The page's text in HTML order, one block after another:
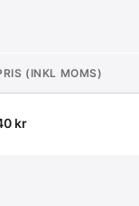
(INKL MOMS)
kr